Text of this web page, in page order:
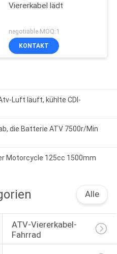
Viererkabel lädt
negotiable MOQ:1
KONTAKT
Luft läuft, kühlte CDI-
die Batterie ATV 7500r/Min
Motorcycle 125cc 1500mm
Alle
ATV-Viererkabel-
Fahrrad